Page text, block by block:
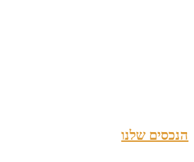
הנכסים שלנו